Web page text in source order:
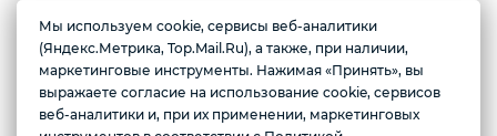
г. Тюмень, ул. Амурская, 39
Пн-пт с 10:00 до 17:00
Мы используем cookie, сервисы веб-аналитики
(Яндекс.Метрика, Top.Mail.Ru), а также, при наличии,
маркетинговые инструменты. Нажимая «Принять», вы
выражаете согласие на использование cookie, сервисов
веб-аналитики и, при их применении, маркетинговых
Желаете подозвать сотрудника
Да Нет